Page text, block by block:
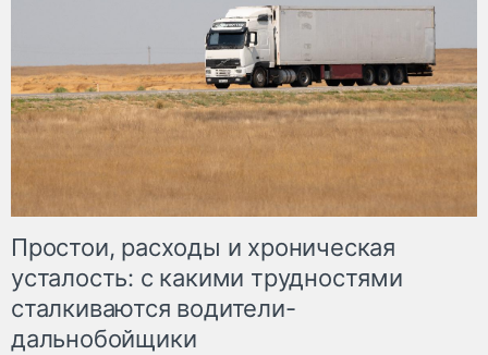
Простои, расходы и хроническая
усталость: с какими трудностями
сталкиваются водители-
дальнобойщики